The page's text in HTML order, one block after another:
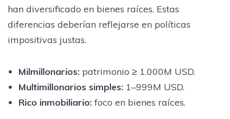
han diversificado en bienes raíces. Estas
diferencias deberían reflejarse en políticas
impositivas justas.
Milmillonarios:patrimonio ≥ 1.000M USD.
Multimillonarios simples:1–999M USD.
Rico inmobiliario:foco en bienes raíces.